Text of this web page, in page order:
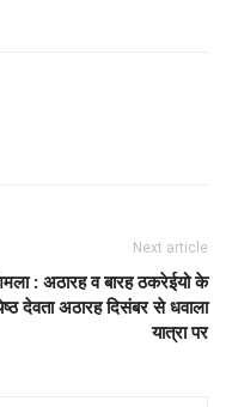
Next article
: अठारह व बारह ठकरेईयो के
देवता अठारह दिसंबर से धवाला
यात्रा पर